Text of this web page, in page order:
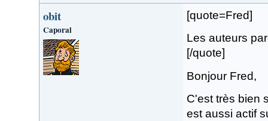
obit
Caporal
[quote=Fred]
Les auteurs
[/quote]
Bonjour Fred,
C'est très bien
est aussi actif